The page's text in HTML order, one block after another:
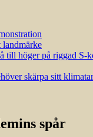
till höger på riggad S-
skärpa sitt
spår